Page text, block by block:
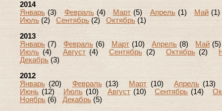
2014
Январь (3) Февраль(4) Март (5) Апрель(1) Май
Июль (2) Сентябрь (2) Октябрь (1)
2013
Январь (7)Февраль (6) Март (10)Апрель (8) Май
Июль (4) Август(4)Сентябрь (2) Октябрь(2)
Декабрь (3)
2012
Январь (20) Февраль(13) Март (10)Апрель
Июнь (12) Июль(10) Август(10)Сентябрь (14)
Ноябрь (6) Декабрь (5)